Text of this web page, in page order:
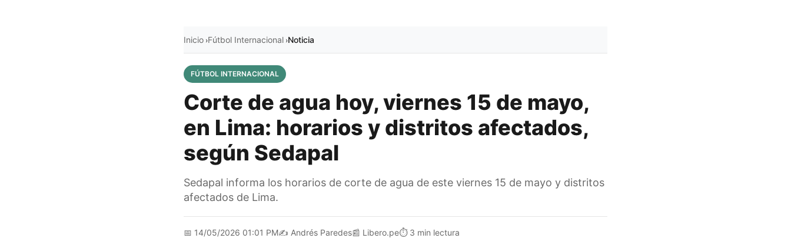
Inicio ›Fútbol Internacional ›Noticia
FÚTBOL INTERNACIONAL
Corte de agua hoy, viernes 15 de mayo,
en Lima: horarios y distritos afectados,
según Sedapal
Sedapal informa los horarios de corte de agua de este viernes 15 de mayo y distritos
afectados de Lima.
📅 14/05/2026 01:01 PM✍️ Andrés Paredes📰 Libero.pe⏱️ 3 min lectura